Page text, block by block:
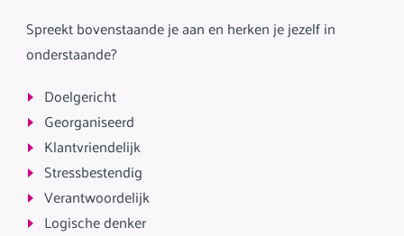
Spreekt bovenstaande je aan en herken je jezelf in
onderstaande?
Doelgericht
Georganiseerd
Klantvriendelijk
Stressbestendig
Verantwoordelijk
Logische denker